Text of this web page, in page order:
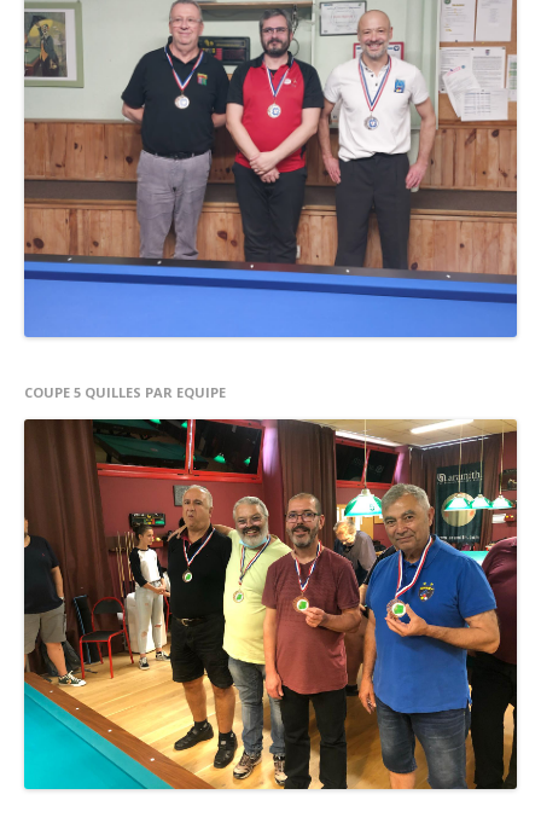
COUPE 5 QUILLES PAR EQUIPE